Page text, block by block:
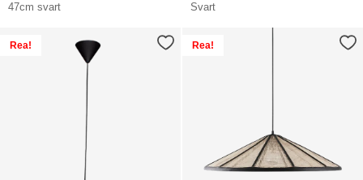
47cm svart
Svart
Rea! Rea!